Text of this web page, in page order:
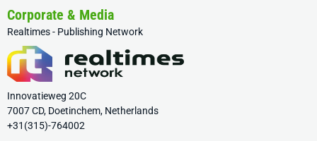
Corporate & Media
Realtimes - Publishing Network
Innovatieweg 20C
7007 CD, Doetinchem, Netherlands
+31(315)-764002